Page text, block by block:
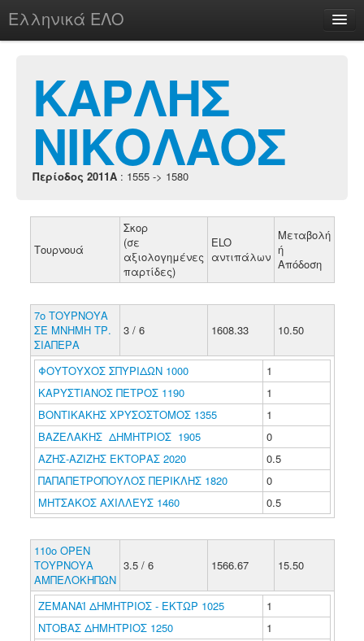
Ελληνικά ΕΛΟ
chesstu.be @ discord
Login
ΚΑΡΛΗΣ
ΝΙΚΟΛΑΟΣ
Περίοδος 2011A : 1555 -> 1580
Τουρνουά
Σκορ
(σε
αξιολογημένες
παρτίδες)
ELO
αντιπάλων
Μεταβολή
ή
Απόδοση
7ο ΤΟΥΡΝΟΥΑ
ΣΕ ΜΝΗΜΗ ΤΡ.
ΣΙΑΠΕΡΑ
3 / 6 1608.33 10.50
ΦΟΥΤΟΥΧΟΣ ΣΠΥΡΙΔΩΝ 1000
1
ΚΑΡΥΣΤΙΑΝΟΣ ΠΕΤΡΟΣ 1190
1
ΒΟΝΤΙΚΑΚΗΣ ΧΡΥΣΟΣΤΟΜΟΣ 1355
1
ΒΑΖΕΛΑΚΗΣ ΔΗΜΗΤΡΙΟΣ 1905
0
ΑΖΗΣ-ΑΖΙΖΗΣ ΕΚΤΟΡΑΣ 2020
0.5
ΠΑΠΑΠΕΤΡΟΠΟΥΛΟΣ ΠΕΡΙΚΛΗΣ 1820
0
ΜΗΤΣΑΚΟΣ ΑΧΙΛΛΕΥΣ 1460
0.5
110ο ΟΡΕΝ
ΤΟΥΡΝΟΥΑ
ΑΜΠΕΛΟΚΗΠΩΝ
3.5 / 6 1566.67 15.50
ΖΕΜΑΝΑΪ ΔΗΜΗΤΡΙΟΣ - ΕΚΤΩΡ 1025
1
ΝΤΟΒΑΣ ΔΗΜΗΤΡΙΟΣ 1250
1